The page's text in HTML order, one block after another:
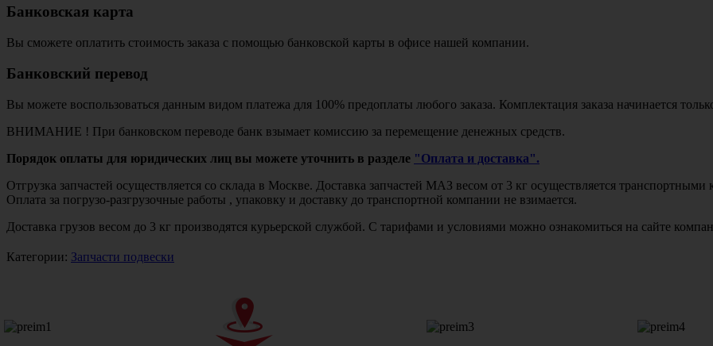
Банковская карта
Вы сможете оплатить стоимость заказа с помощью банковской карты в офисе нашей компании.
Банковский перевод
Вы можете воспользоваться данным видом платежа для 100% предоплаты любого заказа. Комплектация заказа начинается
ВНИМАНИЕ ! При банковском переводе банк взымает комиссию за перемещение денежных средств.
Порядок оплаты для юридических лиц вы можете уточнить в разделе "Оплата и доставка".
Отгрузка запчастей осуществляется со склада в Москве. Доставка запчастей МАЗ весом от 3 кг осуществляется
Оплата за погрузо-разгрузочные работы , упаковку и доставку до транспортной компании не взимается.
Доставка грузов весом до 3 кг производятся курьерской службой. С тарифами и условиями можно ознакомиться на сайте
Категории: Запчасти подвески